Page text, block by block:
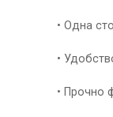
• Одна
•
• Прочно